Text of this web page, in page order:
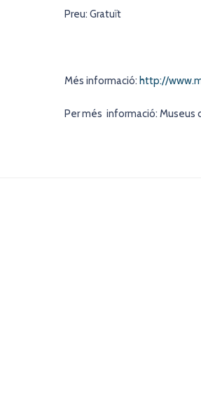
Preu: Gratuït
Més informació: http://
Per més informació: Museus